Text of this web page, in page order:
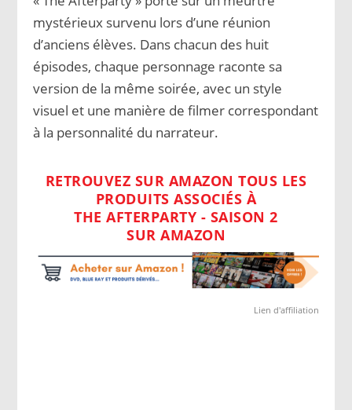
mystérieux survenu lors d’une réunion
d’anciens élèves. Dans chacun des huit
épisodes, chaque personnage raconte sa
version de la même soirée, avec un style
visuel et une manière de filmer correspondant
à la personnalité du narrateur.
RETROUVEZ SUR AMAZON TOUS LES
PRODUITS ASSOCIÉS À
THE AFTERPARTY - SAISON 2
SUR AMAZON
Lien d'affiliation